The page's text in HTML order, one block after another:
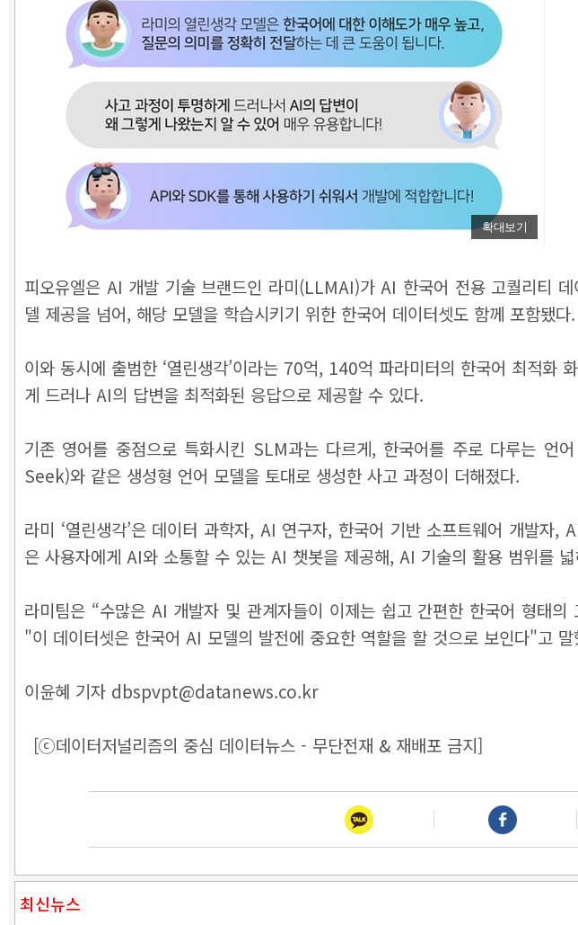
확대보기
피오유엘은 AI 개발 기술 브랜드인 라미(LLMAI)가 AI 한국어 전용 고퀄리티
델 제공을 넘어, 해당 모델을 학습시키기 위한 한국어 데이터셋도 함께 포함됐다.
이와 동시에 출범한 ‘열린생각’이라는 70억, 140억 파라미터의 한국어 최적
게 드러나 AI의 답변을 최적화된 응답으로 제공할 수 있다.
기존 영어를 중점으로 특화시킨 SLM과는 다르게, 한국어를 주로 다루는 언
Seek)와 같은 생성형 언어 모델을 토대로 생성한 사고 과정이 더해졌다.
라미 ‘열린생각’은 데이터 과학자, AI 연구자, 한국어 기반 소프트웨어 개발
은 사용자에게 AI와 소통할 수 있는 AI 챗봇을 제공해, AI 기술의 활용 범위를
라미팀은 “수많은 AI 개발자 및 관계자들이 이제는 쉽고 간편한 한국어 형태
"이 데이터셋은 한국어 AI 모델의 발전에 중요한 역할을 할 것으로 보인다"고 말
이윤혜 기자 dbspvpt@datanews.co.kr
[ⓒ데이터저널리즘의 중심 데이터뉴스 - 무단전재 & 재배포 금지]
최신뉴스